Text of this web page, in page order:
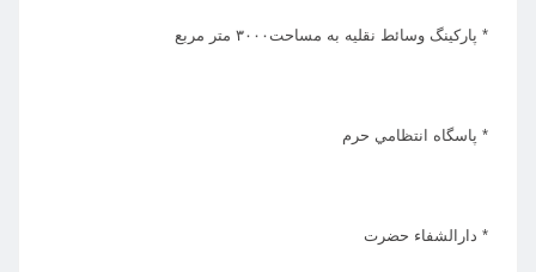
* پارکینگ وسائط نقلیه به مساحت۳۰۰۰ متر مربع
* پاسگاه انتظامي حرم
* دارالشفاء حضرت